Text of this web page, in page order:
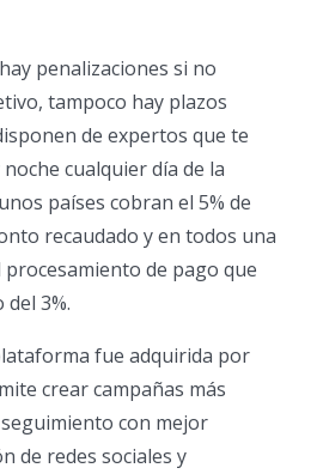
penalizaciones si no
tampoco hay plazos
de expertos que te
cualquier día de la
países cobran el 5% de
recaudado y en todos una
de pago que
3%.
fue adquirida por
crear campañas más
con mejor
de redes sociales y